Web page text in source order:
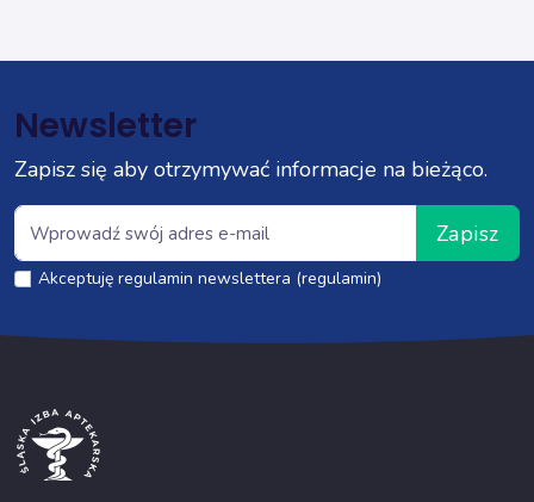
Newsletter
Zapisz się aby otrzymywać informacje na bieżąco.
Zapisz
Akceptuję regulamin newslettera (regulamin)